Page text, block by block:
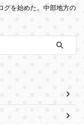
グを始めた。中部地方の